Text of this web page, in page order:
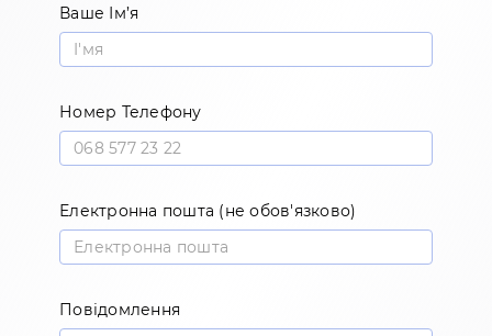
Ваше Ім’я
Номер Телефону
Електронна пошта (не обов'язково)
Повідомлення